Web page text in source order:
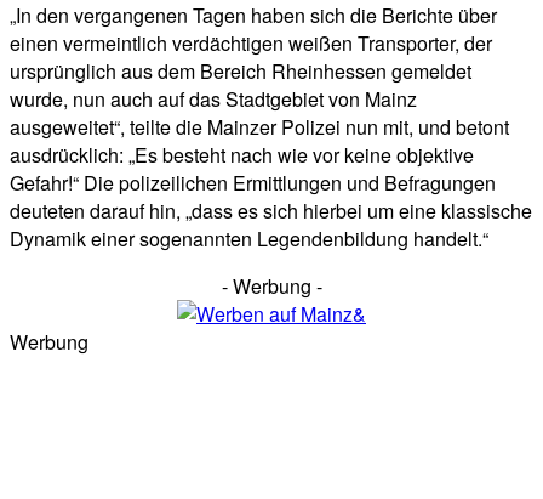
„In den vergangenen Tagen haben sich die Berichte über
einen vermeintlich verdächtigen weißen Transporter, der
ursprünglich aus dem Bereich Rheinhessen gemeldet
wurde, nun auch auf das Stadtgebiet von Mainz
ausgeweitet“, teilte die Mainzer Polizei nun mit, und betont
ausdrücklich: „Es besteht nach wie vor keine objektive
Gefahr!“ Die polizeilichen Ermittlungen und Befragungen
deuteten darauf hin, „dass es sich hierbei um eine klassische
Dynamik einer sogenannten Legendenbildung handelt.“
- Werbung -
Werbung